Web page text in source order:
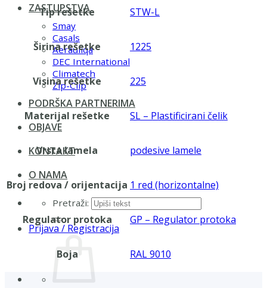
ZASTUPSTVA
Smay
Casals
Aerauliqa
DEC International
Climatech
Zip-Clip
PODRŠKA PARTNERIMA
OBJAVE
KONTAKT
O NAMA
Pretraži:
Prijava / Registracija
Tip rešetke STW-L
Širina rešetke 1225
Visina rešetke 225
Materijal rešetke SL – Plastificirani čelik
Vrsta lamela podesive lamele
Broj redova / orijentacija 1 red (horizontalne)
Regulator protoka GP – Regulator protoka
Boja RAL 9010